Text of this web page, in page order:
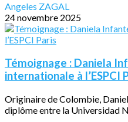
Angeles ZAGAL
24 novembre 2025
Témoignage : Daniela
internationale à l’ESPCI
Originaire de Colombie,
diplôme entre la Universidad